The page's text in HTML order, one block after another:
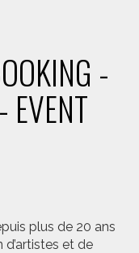
-
EVENT
plus de 20 ans
et de